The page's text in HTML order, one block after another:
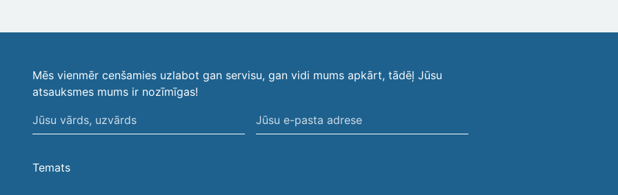
Mēs vienmēr cenšamies uzlabot gan servisu, gan vidi mums apkārt, tādēļ Jūsu
atsauksmes mums ir nozīmīgas!
Jūsu
vārds,
Jūsu
e-
Temats